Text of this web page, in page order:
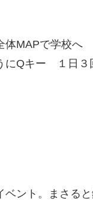
体MAPで学校へ
にQキー １日３
ベント。まさる